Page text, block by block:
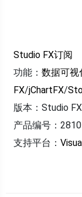
Studio FX订阅
功能： 数据可视
FX/jChartFX/
版本：Studio
产品编号：2810
支持平台：